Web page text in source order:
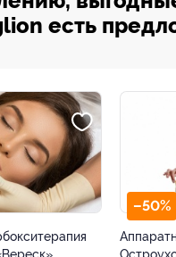
есть
–50%